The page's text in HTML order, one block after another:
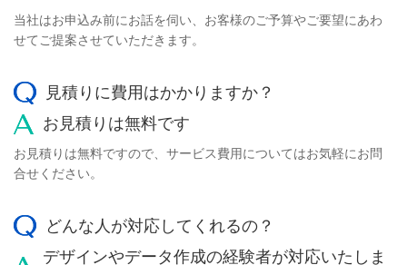
当社はお申込み前にお話を伺い、お客様のご予算やご要望にあわ
せてご提案させていただきます。
見積りに費用はかかりますか？
お見積りは無料です
お見積りは無料ですので、サービス費用についてはお気軽にお問
合せください。
どんな人が対応してくれるの？
デザインやデータ作成の経験者が対応いたしま